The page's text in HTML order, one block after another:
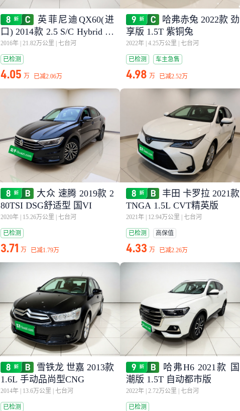
英菲尼迪QX60(进
口) 2014款 2.5 S/C Hybrid 两
驱卓越版
2016年 21.82万公里 七台河
已检测
4.05 万 已减2.06万
哈弗赤兔 2022款 劲
享版 1.5T 紫铜兔
2022年 4.25万公里 七台河
已检测 车主急售
4.98 万 已减2.52万
大众 速腾 2019款 2
80TSI DSG舒适型 国VI
2020年 15.26万公里 七台河
已检测
3.71 万 已减1.79万
丰田 卡罗拉 2021款
TNGA 1.5L CVT精英版
2021年 12.94万公里 七台河
已检测 高保值
4.33 万 已减2.26万
雪铁龙 世嘉 2013款
1.6L 手动品尚型CNG
2014年 13.6万公里 七台河
已检测
哈弗H6 2021款 国
潮版 1.5T 自动都市版
2022年 2.72万公里 七台河
已检测